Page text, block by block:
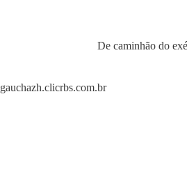
De caminhão do
gauchazh.clicrbs.com.br